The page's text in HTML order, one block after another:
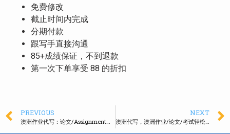
免费修改
截止时间内完成
分期付款
跟写手直接沟通
85+成绩保证，不到退款
第一次下单享受 88 的折扣
PREVIOUS NEXT
澳洲代写，澳洲作业/论文/考试轻松解决